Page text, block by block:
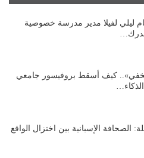
ليلي لفيلا مدير مدرسة خصوصية
كيف أسقط بروفيسور جامعي
الصحافة الإسبانية بين اختزال الواقع